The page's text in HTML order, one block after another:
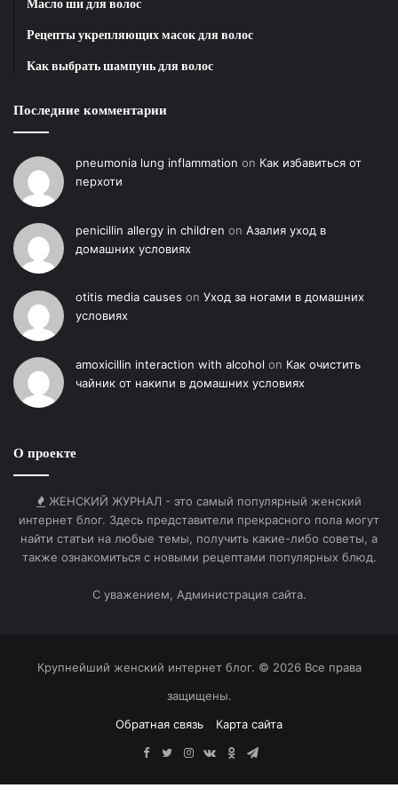
В периоды турбулентности психология людей
требует опоры на опыт прошлого, а качественное
умы?
узнаваемого тембра голоса и способности
находить культурный код, объединяющий разные
социальные группы․
Инструменты влияния и
секреты востребованности в
цифровой среде
Цифровая эпоха требует от эксперта не только
глубоких знаний, но и яркой личности, способной
удерживать внимание миллионов․ Секрет её
где каждый образ и каждое слово несут смысловую
нагрузку․ Популярность в сети стала логичным
продолжением её многолетней карьеры,
превратив академические знания в востребованное
искусство․ Успех здесь определяет не холодный
алгоритм, а искренность и харизма, которые
мгновенно распознает публика․ Её путь в
современного социума․ Востребованность
зрителя ищет ответы на острые вопросы в
событиях прошлого․ Она профессионально
использует свой голос и имидж, чтобы выстроить
Масло ши для волос
Рецепты укрепляющих масок для волос
Как выбрать шампунь для волос
Последние комментарии
pneumonia lung inflammation on Как избавиться от
перхоти
penicillin allergy in children on Азалия уход в
домашних условиях
otitis media causes on Уход за ногами в домашних
условиях
amoxicillin interaction with alcohol on Как очистить
чайник от накипи в домашних условиях
О проекте
ЖЕНСКИЙ ЖУРНАЛ - это самый популярный женский
интернет блог. Здесь представители прекрасного пола могут
найти статьи на любые темы, получить какие-либо советы, а
также ознакомиться с новыми рецептами популярных блюд.
С уважением, Администрация сайта.
Крупнейший женский интернет блог. © 2026 Все права
защищены.
Обратная связь
Карта сайта
Facebook
TwitterInstagram
vk.comОдноклассники
Telegram